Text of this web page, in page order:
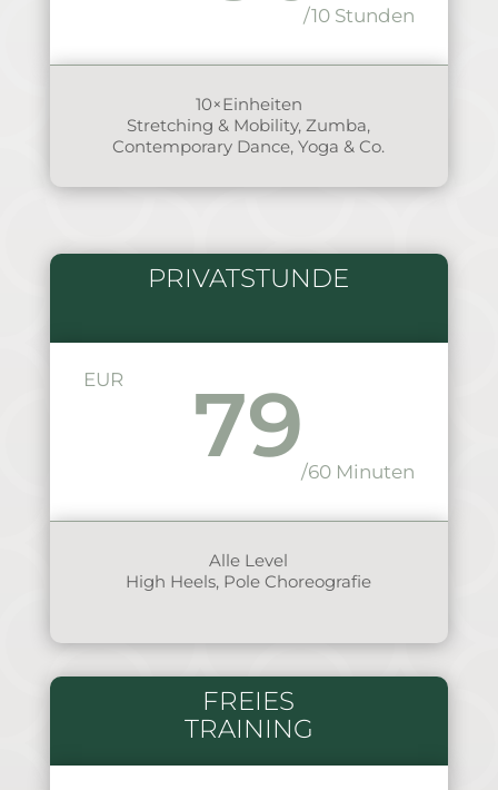
/10 Stunden
10×Einheiten
Stretching & Mobility, Zumba,
Contemporary Dance, Yoga & Co.
PRIVATSTUNDE
EUR 79/60 Minuten
Alle Level
High Heels, Pole Choreografie
FREIES
TRAINING